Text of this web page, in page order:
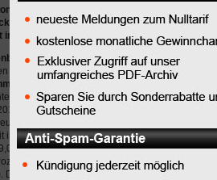
Roco und Fleischmann ist 2016
in die Gewinnzone geplant. Eine
in Vietnam.
im
ihren beiden Marken Roco und
Millionen Euro erwirtschaften. Das waren
mehr als im Vorjahr (2015: 47,2
Das gab der Finanzchef der